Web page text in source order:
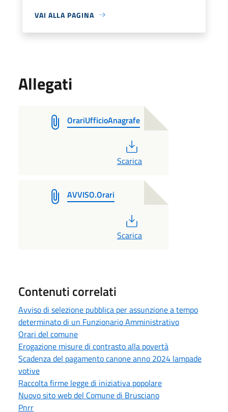
VAI ALLA PAGINA
Allegati
OrariUfficioAnagrafe
Scarica
AVVISO.Orari
Scarica
Contenuti correlati
Avviso di selezione pubblica per assunzione a tempo
determinato di un Funzionario Amministrativo
Orari del comune
Erogazione misure di contrasto alla povertà
Scadenza del pagamento canone anno 2024 lampade
votive
Raccolta firme legge di iniziativa popolare
Nuovo sito web del Comune di Brusciano
Pnrr